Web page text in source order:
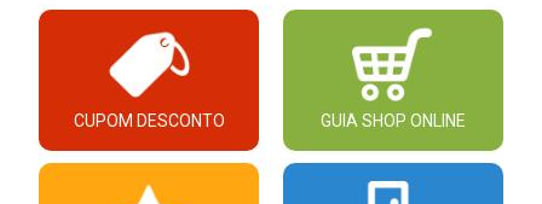
CUPOM DESCONTO GUIA SHOP ONLINE